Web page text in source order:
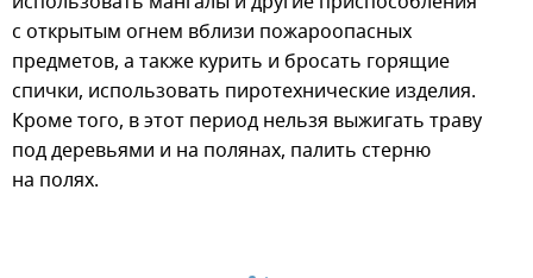
с открытым огнем вблизи пожароопасных
предметов, а также курить и бросать горящие
спички, использовать пиротехнические изделия.
Кроме того, в этот период нельзя выжигать траву
под деревьями и на полянах, палить стерню
на полях.